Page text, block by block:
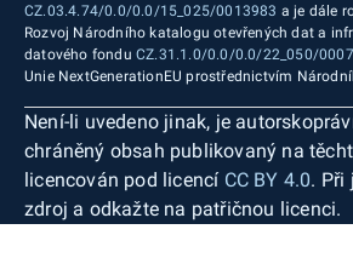
CZ.03.4.74/0.0/0.0/15_025/0013983 a je dále
Rozvoj Národního katalogu otevřených dat a
datového fondu CZ.31.1.0/0.0/0.0/22_050/
Unie NextGenerationEU prostřednictvím
Není-li uvedeno jinak, je
chráněný obsah publikovaný na
licencován pod licencí CC BY 4.0. Při
zdroj a odkažte na patřičnou licenci.